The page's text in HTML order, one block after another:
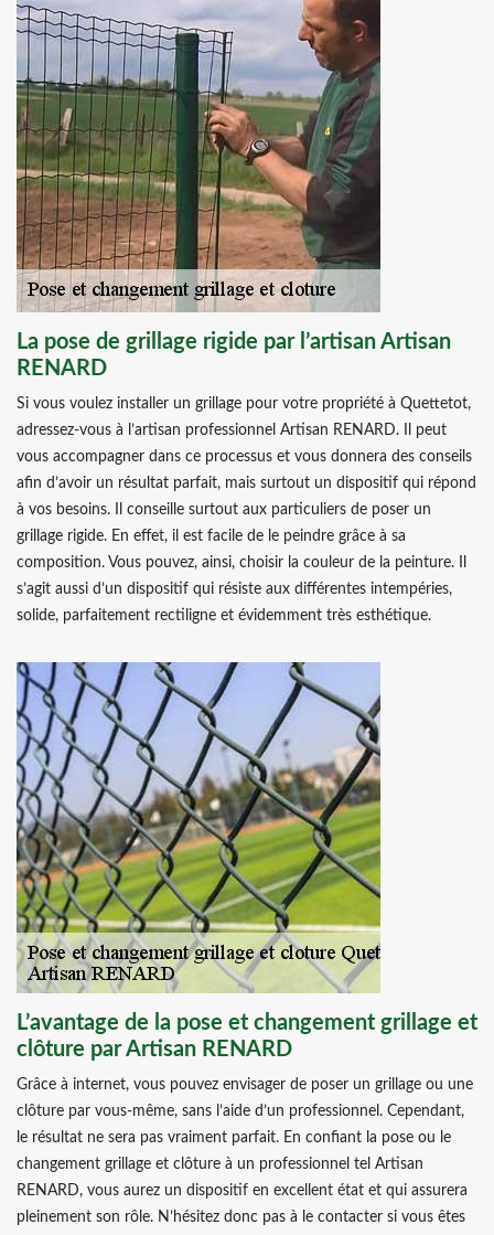
La pose de grillage rigide par l’artisan Artisan
RENARD
Si vous voulez installer un grillage pour votre propriété à Quettetot,
adressez-vous à l’artisan professionnel Artisan RENARD. Il peut
vous accompagner dans ce processus et vous donnera des conseils
afin d’avoir un résultat parfait, mais surtout un dispositif qui répond
à vos besoins. Il conseille surtout aux particuliers de poser un
grillage rigide. En effet, il est facile de le peindre grâce à sa
composition. Vous pouvez, ainsi, choisir la couleur de la peinture. Il
s’agit aussi d’un dispositif qui résiste aux différentes intempéries,
solide, parfaitement rectiligne et évidemment très esthétique.
L’avantage de la pose et changement grillage et
clôture par Artisan RENARD
Grâce à internet, vous pouvez envisager de poser un grillage ou une
clôture par vous-même, sans l’aide d’un professionnel. Cependant,
le résultat ne sera pas vraiment parfait. En confiant la pose ou le
changement grillage et clôture à un professionnel tel Artisan
RENARD, vous aurez un dispositif en excellent état et qui assurera
pleinement son rôle. N’hésitez donc pas à le contacter si vous êtes